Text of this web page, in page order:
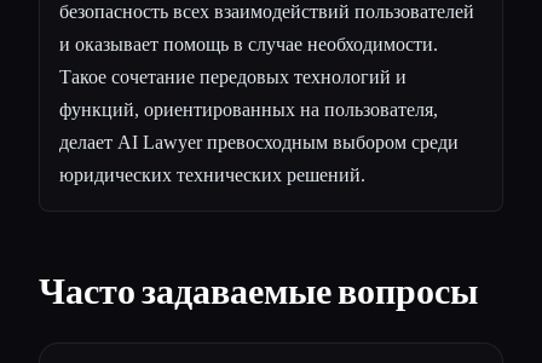
безопасность всех взаимодействий пользователей
и оказывает помощь в случае необходимости.
Такое сочетание передовых технологий и
функций, ориентированных на пользователя,
делает AI Lawyer превосходным выбором среди
юридических технических решений.
Часто задаваемые вопросы